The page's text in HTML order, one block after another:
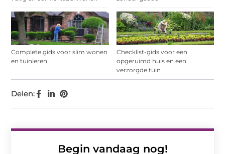
Complete gids voor slim wonen
en tuinieren
Checklist-gids voor een
opgeruimd huis en een
verzorgde tuin
Begin vandaag nog!
Delen: